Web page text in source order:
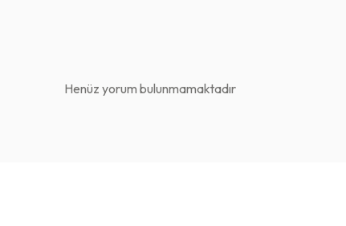
Henüz yorum bulunmamaktadır